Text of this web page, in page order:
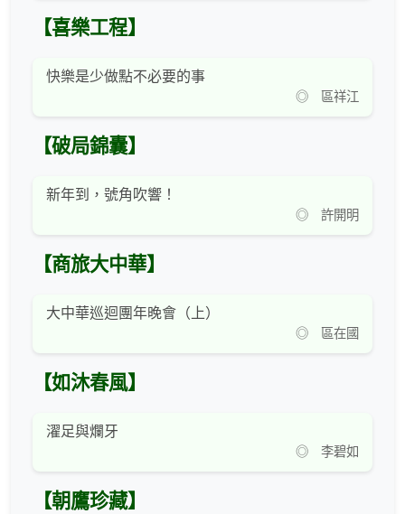
【喜樂工程】
快樂是少做點不必要的事
◎ 區祥江
【破局錦囊】
新年到，號角吹響！
◎ 許開明
【商旅大中華】
大中華巡迴團年晚會（上）
◎ 區在國
【如沐春風】
濯足與爛牙
◎ 李碧如
【朝鷹珍藏】